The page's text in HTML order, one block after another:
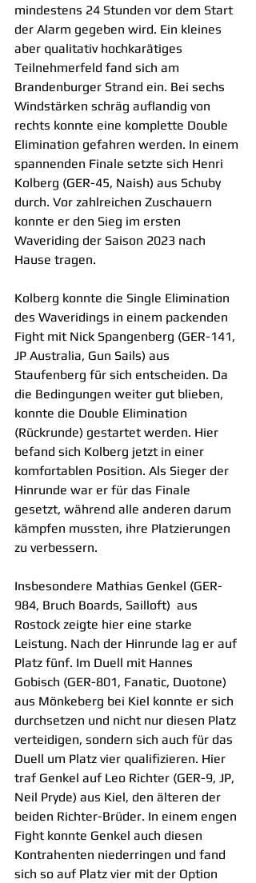
mindestens 24 Stunden vor dem Start
der Alarm gegeben wird. Ein kleines
aber qualitativ hochkarätiges
Teilnehmerfeld fand sich am
Brandenburger Strand ein. Bei sechs
Windstärken schräg auflandig von
rechts konnte eine komplette Double
Elimination gefahren werden. In einem
spannenden Finale setzte sich Henri
Kolberg (GER-45, Naish) aus Schuby
durch. Vor zahlreichen Zuschauern
konnte er den Sieg im ersten
Waveriding der Saison 2023 nach
Hause tragen.
Kolberg konnte die Single Elimination
des Waveridings in einem packenden
Fight mit Nick Spangenberg (GER-141,
JP Australia, Gun Sails) aus
Staufenberg für sich entscheiden. Da
die Bedingungen weiter gut blieben,
konnte die Double Elimination
(Rückrunde) gestartet werden. Hier
befand sich Kolberg jetzt in einer
komfortablen Position. Als Sieger der
Hinrunde war er für das Finale
gesetzt, während alle anderen darum
kämpfen mussten, ihre Platzierungen
zu verbessern.
Insbesondere Mathias Genkel (GER-
984, Bruch Boards, Sailloft)  aus
Rostock zeigte hier eine starke
Leistung. Nach der Hinrunde lag er auf
Platz fünf. Im Duell mit Hannes
Gobisch (GER-801, Fanatic, Duotone)
aus Mönkeberg bei Kiel konnte er sich
durchsetzen und nicht nur diesen Platz
verteidigen, sondern sich auch für das
Duell um Platz vier qualifizieren. Hier
traf Genkel auf Leo Richter (GER-9, JP,
Neil Pryde) aus Kiel, den älteren der
beiden Richter-Brüder. In einem engen
Fight konnte Genkel auch diesen
Kontrahenten niederringen und fand
sich so auf Platz vier mit der Option